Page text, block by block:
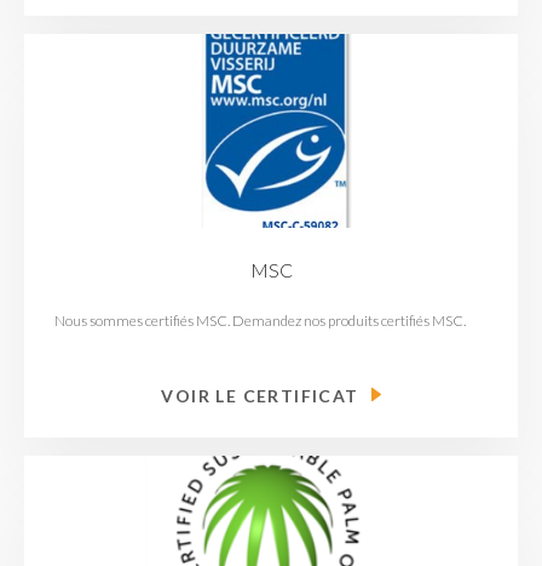
MSC
Nous sommes certifiés MSC. Demandez nos produits certifiés MSC.
VOIR LE CERTIFICAT